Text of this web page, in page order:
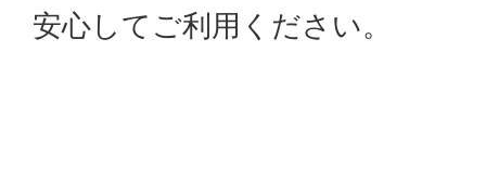
安心してご利用ください。